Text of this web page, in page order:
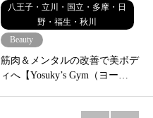
八王子・立川・国立・多摩・日
野・福生・秋川
Beauty
筋肉＆メンタルの改善で美ボデ
ィへ【Yosuky’s Gym（ヨー…